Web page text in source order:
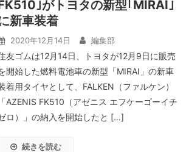
｣がトヨタの新型｢MIRAI｣
新車装着
2020年12月14日 編集部
友ゴムは12月14日、トヨタが12月9日に販売
開始した燃料電池車の新型「MIRAI」の新車
着用タイヤとして、FALKEN（ファルケン）
「AZENIS FK510（アゼニス エフケーゴーイチ
ロ）」の納入を開始したと […]
続きを読む